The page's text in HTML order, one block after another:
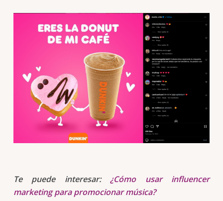
Te puede interesar:¿Cómo usar influencer
marketing para promocionar música?